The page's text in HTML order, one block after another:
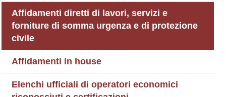
Affidamenti diretti di lavori, servizi e
forniture di somma urgenza e di protezione
civile
Affidamenti in house
Elenchi ufficiali di operatori economici